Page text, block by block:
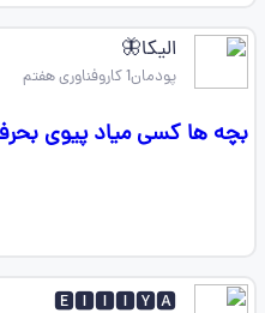
الیکا🦋
پودمان1 کاروفناوری هفتم
بچه ها کسی میاد پیوی
🅴🅸🅸🅸🆈🅰